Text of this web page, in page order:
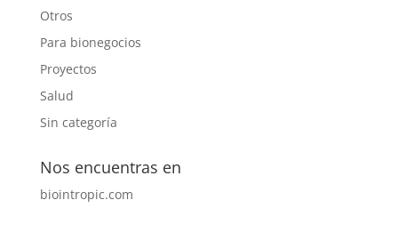
Otros
Para bionegocios
Proyectos
Salud
Sin categoría
Nos encuentras en
biointropic.com